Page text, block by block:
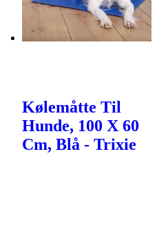
Kølemåtte Til
Hunde, 100 X 60
Cm, Blå - Trixie